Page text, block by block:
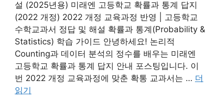
설 (2025년용) 미래엔 고등학교 확률과 통계 답지
(2022 개정) 2022 개정 교육과정 반영 | 고등학교
수학교과서 정답 및 해설 확률과 통계(Probability &
Statistics) 학습 가이드 안녕하세요! 논리적
Counting과 데이터 분석의 정수를 배우는 미래엔
고등학교 확률과 통계 답지 안내 포스팅입니다. 이
번 2022 개정 교육과정에 맞춘 확통 교과서는 … 더
읽기